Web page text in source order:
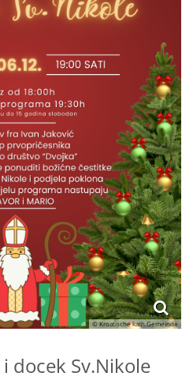
© Kroatische kath.Gemeinde
docek Sv.Nikole